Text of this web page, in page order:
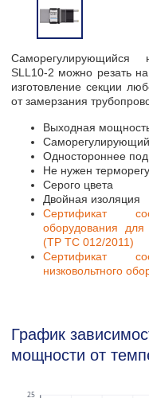
Саморегулирующийся
SLL10-2 можно резать
изготовление секции
от замерзания
Выходная
Одностороннее
Не нужен
Серого цвета
Двойная изоляция
Сертификат
оборудования
(ТР ТС 012/2011)
Сертификат
низковольтного
График
мощности от